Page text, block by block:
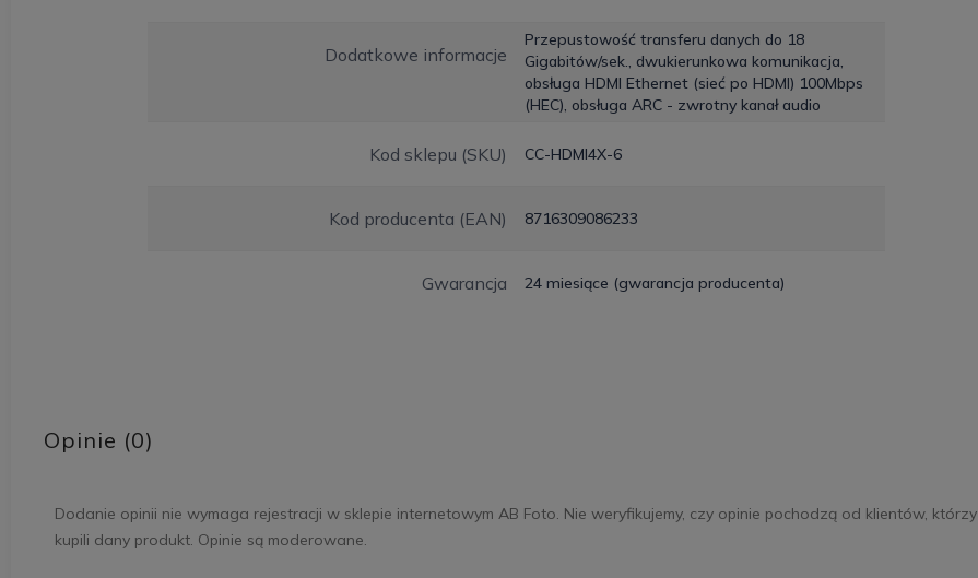
Dodatkowe informacje
Przepustowość transferu danych do 18
Gigabitów/sek., dwukierunkowa komunikacja,
obsługa HDMI Ethernet (sieć po HDMI) 100Mbps
(HEC), obsługa ARC - zwrotny kanał audio
Kod sklepu (SKU) CC-HDMI4X-6
Kod producenta (EAN) 8716309086233
Gwarancja 24 miesiące (gwarancja producenta)
Opinie (0)
Dodanie opinii nie wymaga rejestracji w sklepie internetowym AB Foto. Nie weryfikujemy, czy opinie pochodzą od klientów, którzy
kupili dany produkt. Opinie są moderowane.